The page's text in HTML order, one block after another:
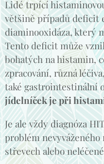
Lidé trpící
většině případů deficit
diaminooxidáza, který
Tento deficit může
bohatých na histamin,
zpracování, různá
také gastrointestinální
jídelníček je při
Je ale vždy diagnóza
problém
střevech alebo